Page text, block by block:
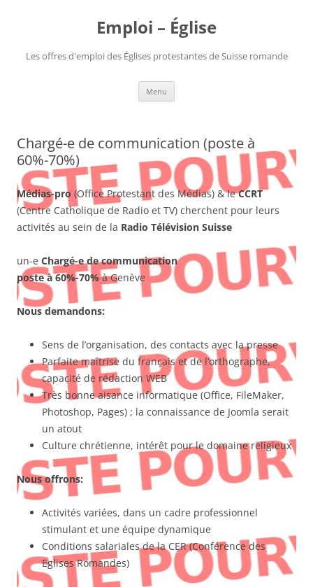
Emploi – Église
Les offres d'emploi des Églises protestantes de Suisse romande
Menu
Chargé-e de communication (poste à
60%-70%)
Médias-pro (Office Protestant des Médias) & leCCRT
(Centre Catholique de Radio et TV) cherchent pour leurs
activités au sein de la Radio Télévision Suisse
un-e Chargé-e de communication
poste à60%-70%à Genève
Nous demandons:
Sens de l’organisation, des contacts avec la presse
Parfaite maîtrise du français et de l’orthographe,
capacité de rédaction WEB
Très bonne aisance informatique (Office, FileMaker,
Photoshop, Pages) ; la connaissance de Joomla serait
un atout
­Culture chrétienne, intérêt pour le domaine religieux
Nous offrons:
Activités variées, dans un cadre professionnel
stimulant et une équipe dynamique
Conditions salariales de la CER (Conférence des
Eglises Romandes)